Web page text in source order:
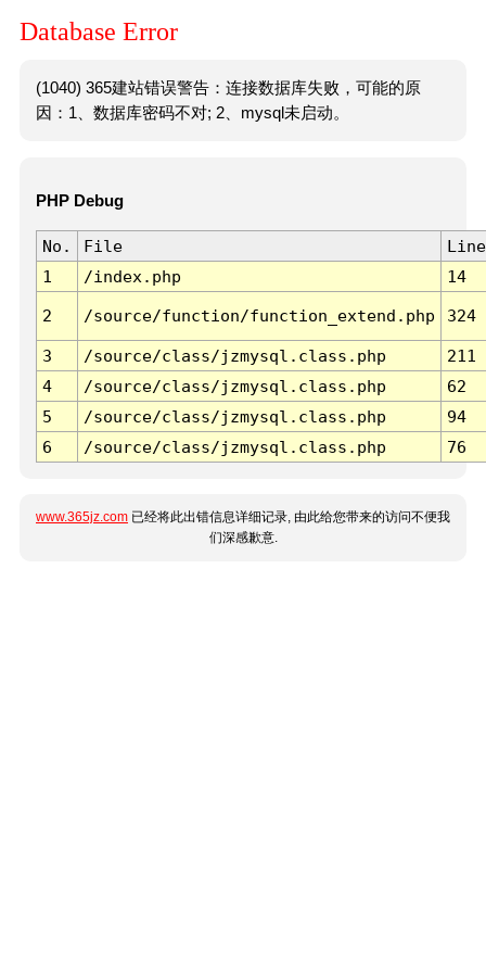
Database Error
(1040) 365建站错误警告：连接数据库失败，可能的原
因：1、数据库密码不对; 2、mysql未启动。
PHP Debug
No. File
Line
1
/index.php 14
2 /source/function/function_extend.php 324
3 /source/class/jzmysql.class.php
211
4
/source/class/jzmysql.class.php
62
5
/source/class/jzmysql.class.php
94
6
/source/class/jzmysql.class.php 76
www.365jz.com 已经将此出错信息详细记录, 由此给您带来的访问不便我
们深感歉意.